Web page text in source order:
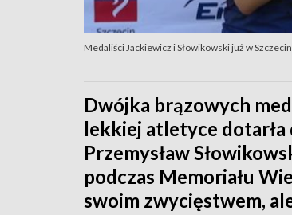
Medaliści Jackiewicz i Słowikowski już w
Dwójka brązowych
lekkiej atletyce dotarła
Przemysław
podczas Memoriału
swoim zwycięstwem,